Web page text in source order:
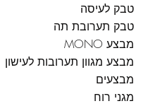
טבק לעיסה
טבק תערובת תה
מבצע MONO
מבצע מגוון תערובות לעישון
מבצעים
מגני רוח